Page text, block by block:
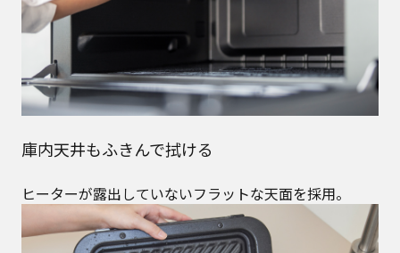
庫内天井もふきんで拭ける
ヒーターが露出していないフラットな天面を採用。